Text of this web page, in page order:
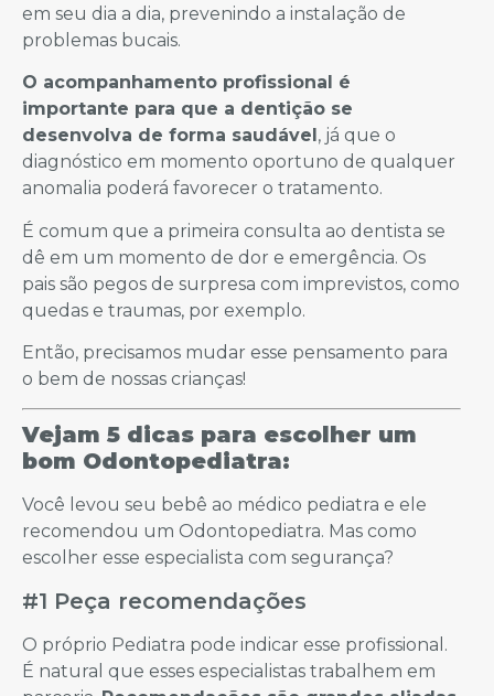
em seu dia a dia, prevenindo a instalação de
problemas bucais.
O acompanhamento profissional é
importante para que a dentição se
desenvolva de forma saudável , já que o
diagnóstico em momento oportuno de qualquer
anomalia poderá favorecer o tratamento.
É comum que a primeira consulta ao dentista se
dê em um momento de dor e emergência. Os
pais são pegos de surpresa com imprevistos, como
quedas e traumas, por exemplo.
Então, precisamos mudar esse pensamento para
o bem de nossas crianças!
Vejam 5 dicas para escolher um
bom Odontopediatra:
Você levou seu bebê ao médico pediatra e ele
recomendou um Odontopediatra. Mas como
escolher esse especialista com segurança?
#1 Peça recomendações
O próprio Pediatra pode indicar esse profissional.
É natural que esses especialistas trabalhem em